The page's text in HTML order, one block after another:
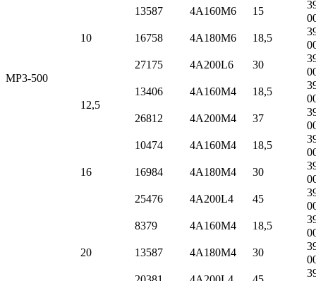
МР3-500
10
13587 4А160M6 15
16758
4А180M6 18,5
27175
4А200L6 30
12,5
13406 4А160M4 18,5
26812
4А200M4 37
16
10474 4А160M4 18,5
16984
4А180M4 30
25476
4А200L4 45
20
8379 4А160M4 18,5
13587
4А180M4 30